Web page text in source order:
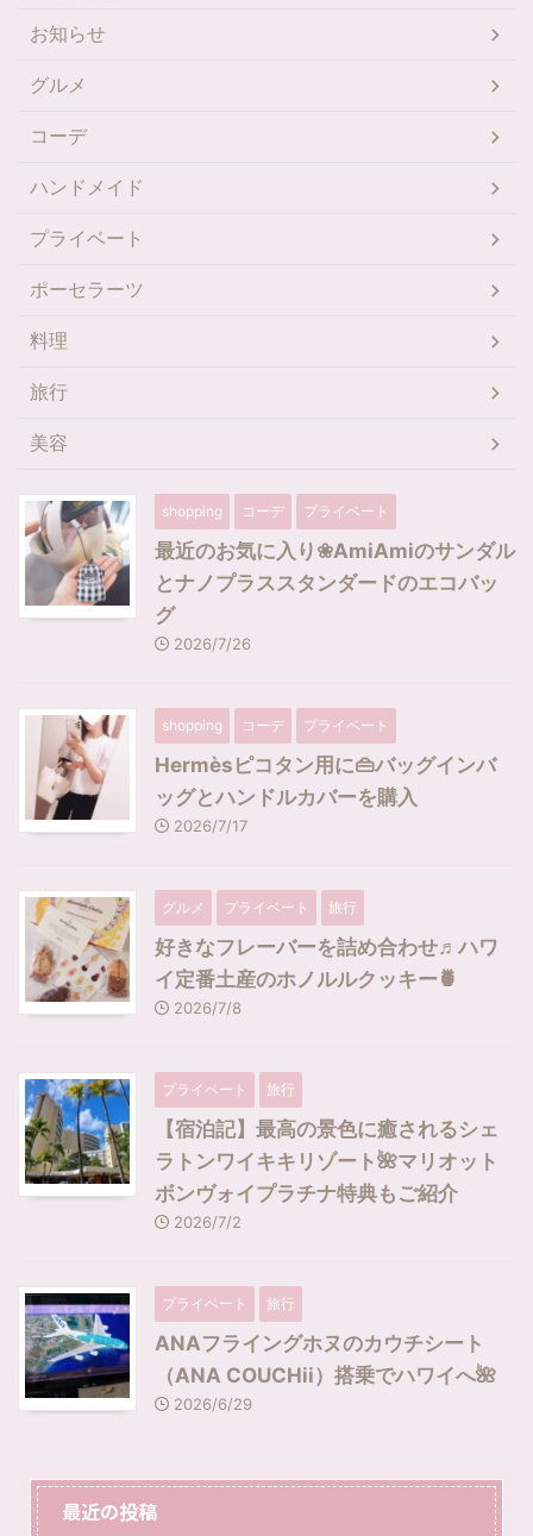
お知らせ
グルメ
コーデ
ハンドメイド
プライベート
ポーセラーツ
料理
旅行
美容
shopping コーデ プライベート
最近のお気に入り❀AmiAmiのサンダル
とナノプラススタンダードのエコバッ
グ
2026/7/26
shopping コーデ プライベート
Hermèsピコタン用に👜バッグインバ
ッグとハンドルカバーを購入
2026/7/17
グルメ プライベート 旅行
好きなフレーバーを詰め合わせ♬ハワ
イ定番土産のホノルルクッキー🍍
2026/7/8
プライベート 旅行
【宿泊記】最高の景色に癒されるシェ
ラトンワイキキリゾート🌺マリオット
ボンヴォイプラチナ特典もご紹介
2026/7/2
プライベート 旅行
ANAフライングホヌのカウチシート
（ANA COUCHii）搭乗でハワイへ🌺
2026/6/29
最近の投稿